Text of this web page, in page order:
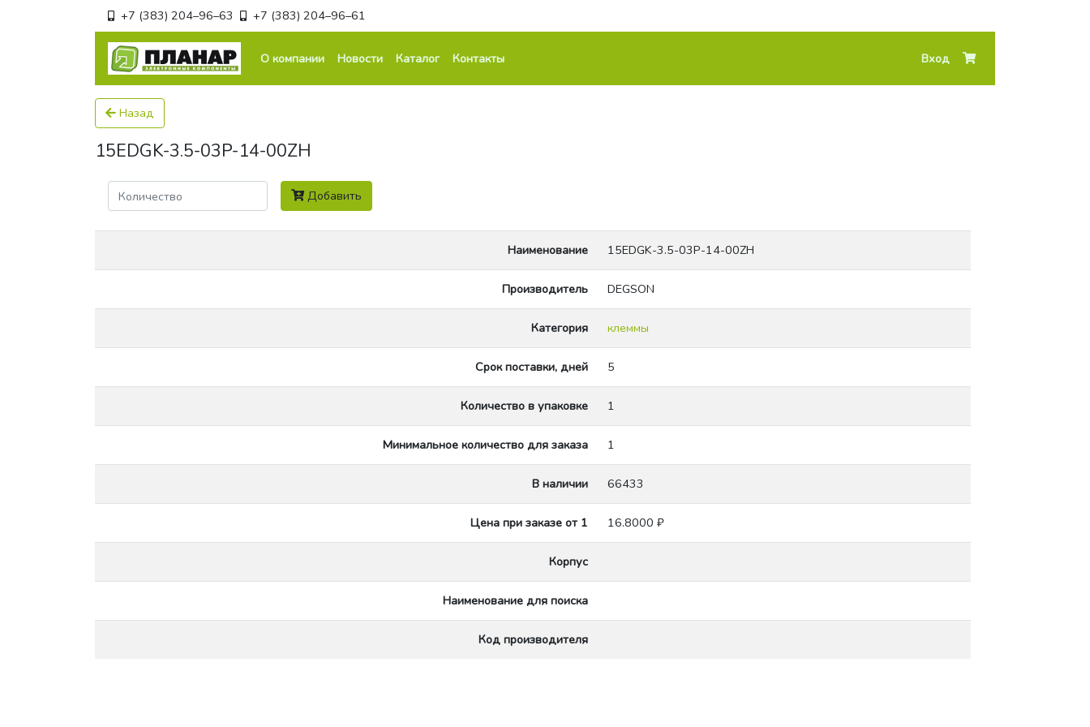
+7 (383) 204–96–63 +7 (383) 204–96–61
О компании Новости Каталог Контакты Вход
Назад
15EDGK-3.5-03P-14-00ZH
Количество Добавить
Наименование 15EDGK-3.5-03P-14-00ZH
Производитель DEGSON
Категория клеммы
Срок поставки, дней 5
Количество в упаковке 1
Минимальное количество для заказа 1
В наличии 66433
Цена при заказе от 1 16.8000 ₽
Корпус
Наименование для поиска
Код производителя